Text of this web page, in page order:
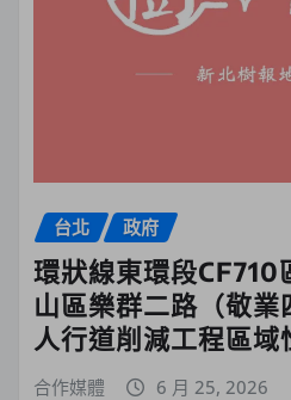
台北 政府
環狀線東環段CF710
山區樂群二路（敬業
人行道削減工程區域
合作媒體 6 月 25, 2026